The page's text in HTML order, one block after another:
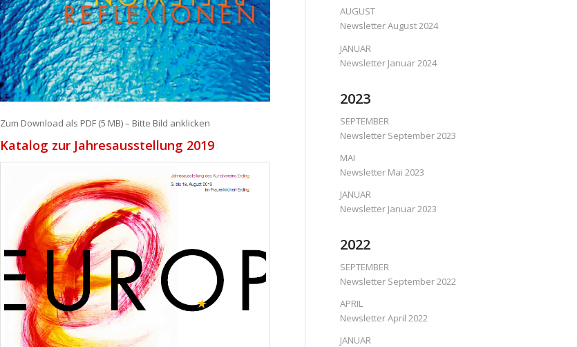
Zum Download als PDF (5 MB) – Bitte Bild anklicken
Katalog zur Jahresausstellung 2019
AUGUST
Newsletter August 2024
JANUAR
Newsletter Januar 2024
2023
SEPTEMBER
Newsletter September 2023
MAI
Newsletter Mai 2023
JANUAR
Newsletter Januar 2023
2022
SEPTEMBER
Newsletter September 2022
APRIL
Newsletter April 2022
JANUAR